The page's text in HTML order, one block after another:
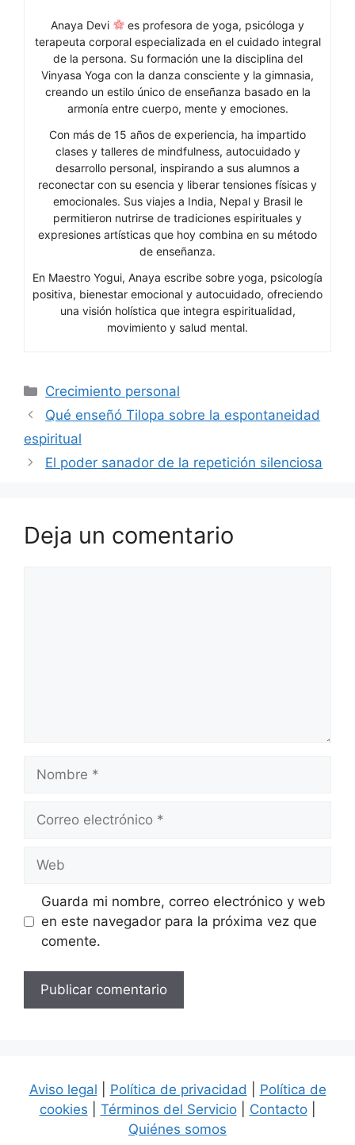
Anaya Devi
es profesora de yoga, psicóloga y
terapeuta corporal especializada en el cuidado integral
de la persona. Su formación une la disciplina del
Vinyasa Yoga con la danza consciente y la gimnasia,
creando un estilo único de enseñanza basado en la
armonía entre cuerpo, mente y emociones.
Con más de 15 años de experiencia, ha impartido
clases y talleres de mindfulness, autocuidado y
desarrollo personal, inspirando a sus alumnos a
reconectar con su esencia y liberar tensiones físicas y
emocionales. Sus viajes a India, Nepal y Brasil le
permitieron nutrirse de tradiciones espirituales y
expresiones artísticas que hoy combina en su método
de enseñanza.
En Maestro Yogui, Anaya escribe sobre yoga, psicología
positiva, bienestar emocional y autocuidado, ofreciendo
una visión holística que integra espiritualidad,
movimiento y salud mental.
Categorías
Crecimiento personal
Qué enseñó Tilopa sobre la espontaneidad
espiritual
El poder sanador de la repetición silenciosa
Deja un comentario
electrónico
Guarda mi nombre, correo electrónico y web
en este navegador para la próxima vez que
comente.
Aviso legal Política de privacidad
Política de
cookies
Términos del Servicio| Contacto|
Quiénes somos